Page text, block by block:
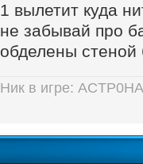
1 вылетит куда
не забывай про
обделены стеной
Ник в игре: